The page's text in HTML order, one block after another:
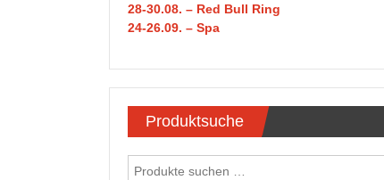
C8-
Tuning
CN
Cobra
Camaro-
28-30.08. – Red Bull Ring
24-26.09. – Spa
Produktsuche